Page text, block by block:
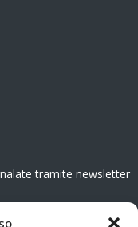
tramite newsletter